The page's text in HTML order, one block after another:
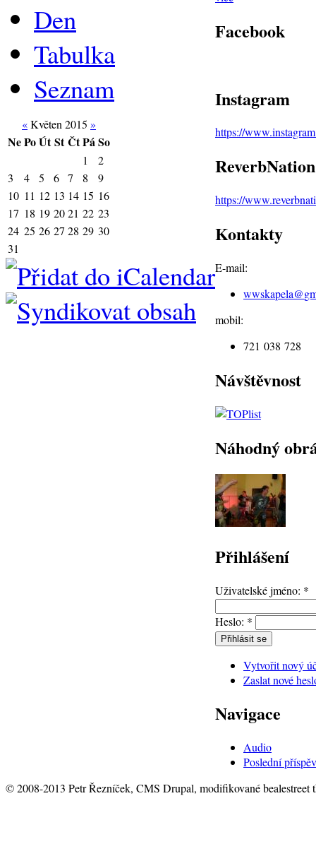
Den
Tabulka
Seznam
«Květen 2015 »
NePoÚt St ČtPáSo
1
2
3
4 5 6 7 8
9
10 11 12 13 14 15 16
17 18 19 2021 22 23
24 25 26 27 28 29 30
31
Facebook
Instagram
https://
ReverbNation
https://
Kontakty
E-mail:
wwskapela@
mobil:
721 038 728
Návštěvnost
Náhodný
Přihlášení
Uživatelské jméno: *
Heslo: *
Vytvořit nový
Zaslat nové
Navigace
Audio
Poslední
© 2008-2013 Petr Řezníček, CMS Drupal, modifikované bealestreet